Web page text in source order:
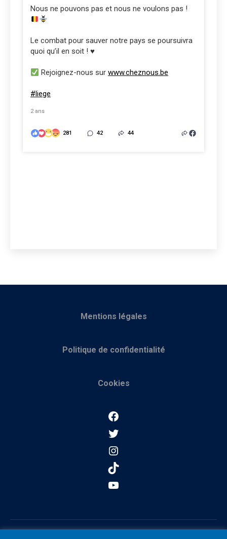
Nous ne pouvons pas et nous ne voulons pas !
Le combat pour sauver notre pays se poursuivra
quoi qu’il en soit ! ♥️
Rejoignez-nous surwww.cheznous.be
#liege
2 ans
281 42 44
Mentions légales
Politique de confidentialité
Cookies
Facebook
Twitter
Instagram
TikTok
YouTube